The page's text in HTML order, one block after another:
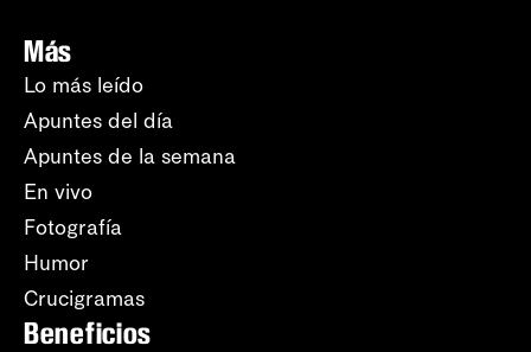
Más
Lo más leído
Apuntes del día
Apuntes de la semana
En vivo
Fotografía
Humor
Crucigramas
Beneficios